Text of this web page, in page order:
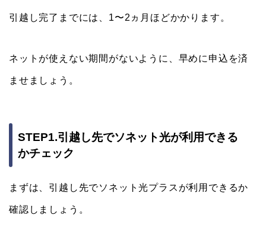
引越し完了までには、1〜2ヵ月ほどかかります。
ネットが使えない期間がないように、早めに申込を済
ませましょう。
STEP1.引越し先でソネット光が利用できる
かチェック
まずは、引越し先でソネット光プラスが利用できるか
確認しましょう。